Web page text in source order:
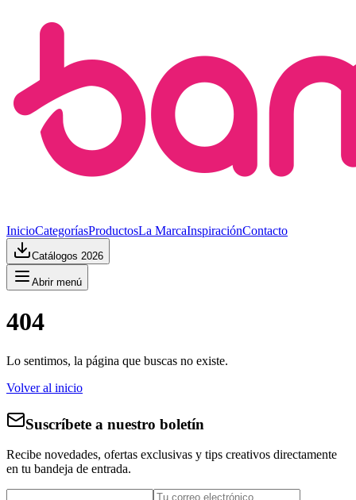
InicioCategoríasProductosLa MarcaInspiraciónContacto
Catálogos 2026
Abrir menú
404
Lo sentimos, la página que buscas no existe.
Volver al inicio
Suscríbete a nuestro boletín
Recibe novedades, ofertas exclusivas y tips creativos directamente
en tu bandeja de entrada.